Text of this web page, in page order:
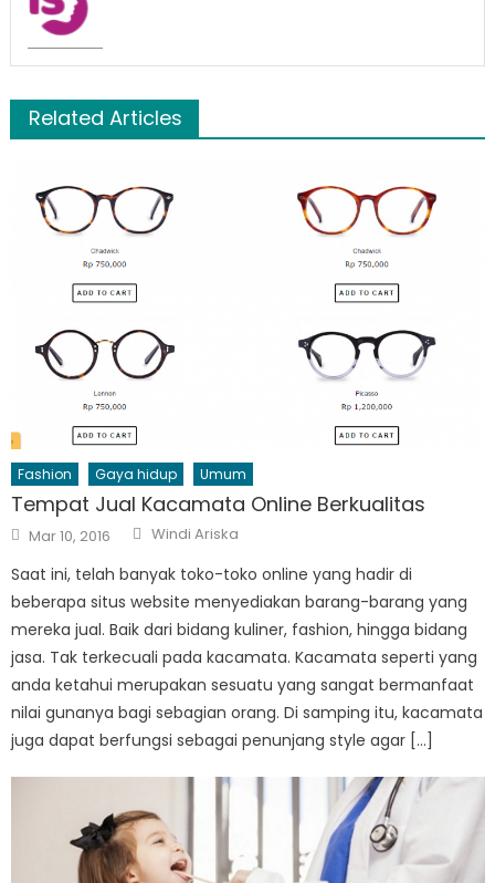
Related Articles
Fashion Gaya hidup Umum
Tempat Jual Kacamata Online Berkualitas
Posted
on
Mar 10, 2016 Author
Windi Ariska
Saat ini, telah banyak toko-toko online yang hadir di
beberapa situs website menyediakan barang-barang yang
mereka jual. Baik dari bidang kuliner, fashion, hingga bidang
jasa. Tak terkecuali pada kacamata. Kacamata seperti yang
anda ketahui merupakan sesuatu yang sangat bermanfaat
nilai gunanya bagi sebagian orang. Di samping itu, kacamata
juga dapat berfungsi sebagai penunjang style agar […]